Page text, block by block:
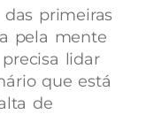
primeiras
pela mente
lidar
que está
de